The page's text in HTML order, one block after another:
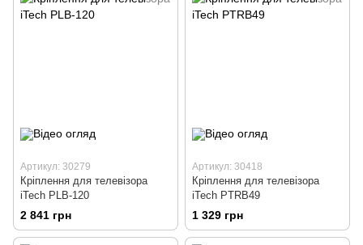
Артикул: 30279
Кріплення для телевізора
iTech PLB-120
2 841 грн
Артикул: 30418
Кріплення для телевізора
iTech PTRB49
1 329 грн